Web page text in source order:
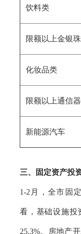
饮料类
限额以上金银
化妆品类
限额以上通信
新能源汽车
三、固定资产投
1-2月，全市固
看，基础设施投
25.3%。房地产